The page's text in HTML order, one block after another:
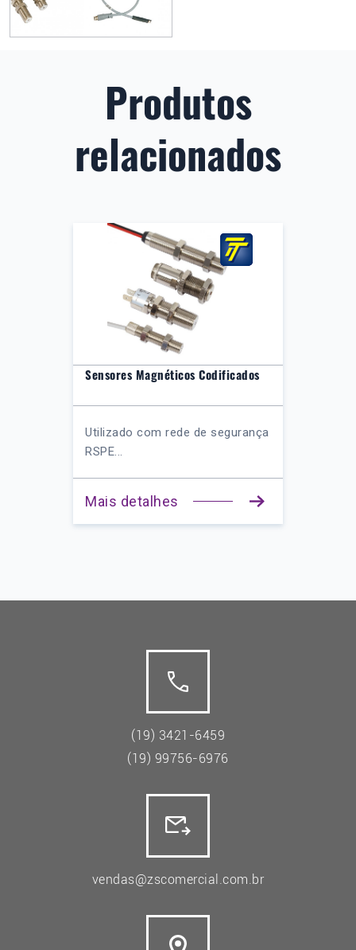
Produtos
relacionados
Sensores Magnéticos Codificados
Utilizado com rede de segurança
RSPE...
Mais detalhes
(19) 3421-6459
(19) 99756-6976
vendas@zscomercial.com.br